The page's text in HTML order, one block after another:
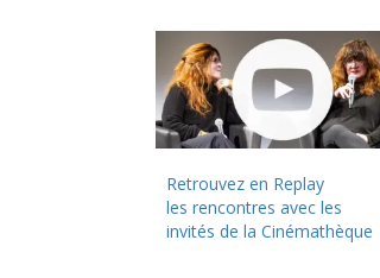
Retrouvez en Replay
les rencontres avec les
invités de la Cinémathèque